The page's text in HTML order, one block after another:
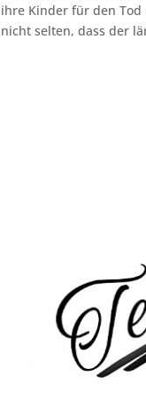
ihre Kinder für den Tod
nicht selten, dass der